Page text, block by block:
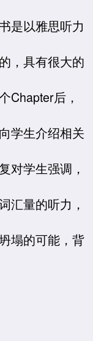
是以雅思听力
，具有很大的
Chapter后，
学生介绍相关
对学生强调，
汇量的听力，
塌的可能，背